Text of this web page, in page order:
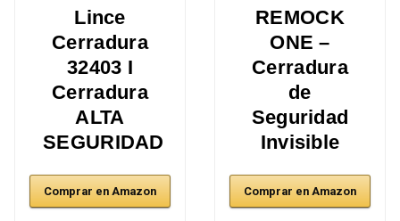
Lince
Cerradura
32403 I
Cerradura
ALTA
SEGURIDAD
Comprar en Amazon
REMOCK
ONE –
Cerradura
de
Seguridad
Invisible
Comprar en Amazon